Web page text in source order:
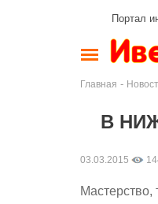
Портал
Главная -
В
03.03.2015
Мастерство,